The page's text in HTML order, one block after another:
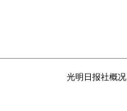
光明日报社概况